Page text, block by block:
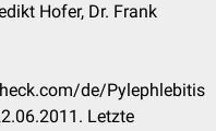
Hofer, Dr. Frank
de/Pylephlebitis
Letzte